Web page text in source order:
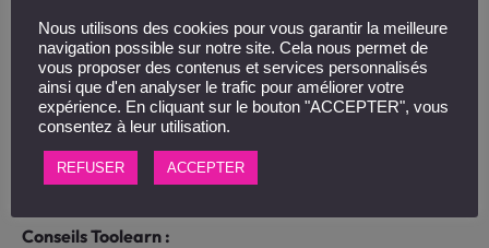
officiel.
Mise en avant des collaborateurs :Valorisez l’implication
de vos équipes en partageant leurs succès et leurs
projets.
Support durable et facilement partageable :
papier peut être conservé et partagé facilement.
Conseils Toolearn :
Nous utilisons des cookies pour vous garantir la meilleure
navigation possible sur notre site. Cela nous permet de
vous proposer des contenus et services personnalisés
ainsi que d'en analyser le trafic pour améliorer votre
expérience. En cliquant sur le bouton "ACCEPTER", vous
consentez à leur utilisation.
REFUSER ACCEPTER